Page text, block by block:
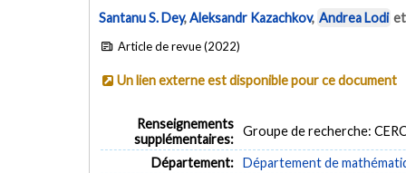
Santanu S. Dey,Aleksandr Kazachkov, Andrea Lodi
Article de revue (2022)
Un lien externe est disponible pour ce document
Renseignements
supplémentaires:
Groupe de recherche:
Département: Département de